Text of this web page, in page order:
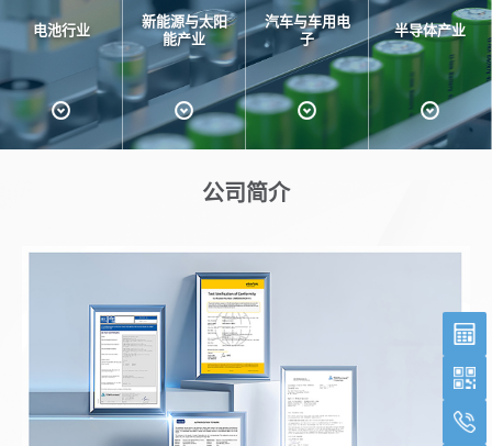
电池行业
新能源与太阳
能产业
汽车与车用电
子
半导体产业
公司简介